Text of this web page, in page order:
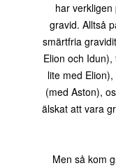
har verkligen
gravid. Alltså
smärtfria
Elion och
lite med
(med Aston),
älskat att vara
Men så kom